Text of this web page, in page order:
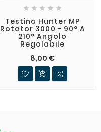
    
Testina Hunter MP
Rotator 3000 - 90° A
210° Angolo
Regolabile
8,00 €
